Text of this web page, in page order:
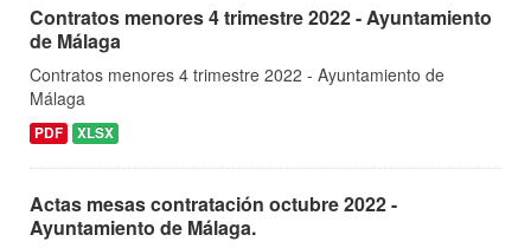
Contratos menores 4 trimestre 2022 - Ayuntamiento
de Málaga
Contratos menores 4 trimestre 2022 - Ayuntamiento de
Málaga
PDF XLSX
Actas mesas contratación octubre 2022 -
Ayuntamiento de Málaga.